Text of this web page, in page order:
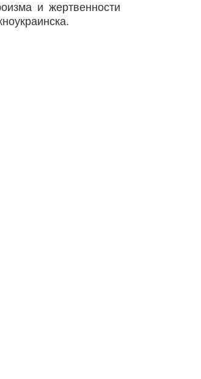
и жертвенности